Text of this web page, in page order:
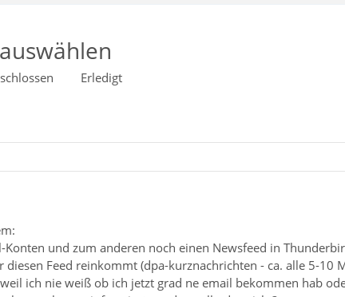
Erledigt
Konten und zum anderen noch einen Newsfeed in
Feed reinkommt (dpa-kurznachrichten - ca. alle 5-10
ich nie weiß ob ich jetzt grad ne email bekommen hab